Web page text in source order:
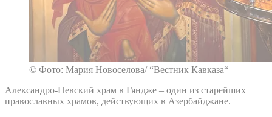
© Фото: Мария Новоселова/ “Вестник Кавказа“
Александро-Невский храм в Гяндже – один из старейших
православных храмов, действующих в Азербайджане.